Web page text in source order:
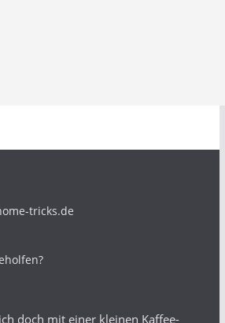
tricks.de
doch mit einer kleinen Kaffee-